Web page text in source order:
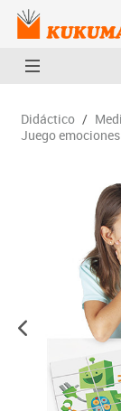
Didáctico /
Juego emociones